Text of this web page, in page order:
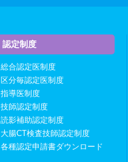
認定制度
総合認定医制度
区分毎認定医制度
指導医制度
技師認定制度
読影補助認定制度
大腸CT検査技師認定制度
各種認定申請書ダウンロード